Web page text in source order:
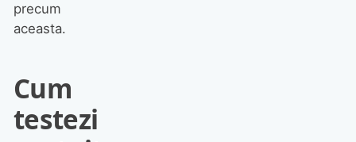
precum
aceasta.
Cum
testezi